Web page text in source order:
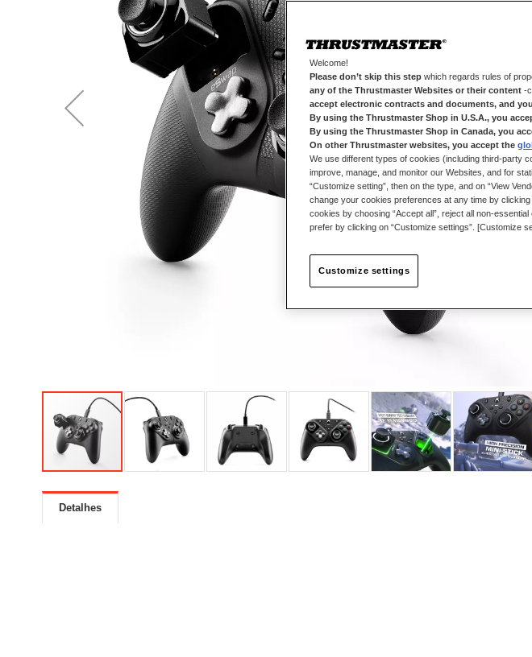
Detalhes
Welcome!
Please don’t skip this step which regards rules of
any of the Thrustmaster Websites or their content -
accept electronic contracts and documents, and
By using the Thrustmaster Shop in U.S.A., you
By using the Thrustmaster Shop in Canada, you
On other Thrustmaster websites, you accept the
We use different types of cookies (including third-party
improve, manage, and monitor our Websites, and for
“Customize setting”, then on the type, and on “View
change your cookies preferences at any time by
cookies by choosing “Accept all”, reject all non-
prefer by clicking on “Customize settings”. [Customize
Customize settings